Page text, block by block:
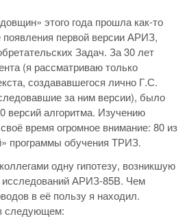
этого года прошла как-то
появления первой версии АРИЗ,
Задач. За 30 лет
(я рассматриваю только
создававшегося лично Г.С.
за ним версии), было
версий алгоритма. Изучению
время огромное внимание: 80 из
программы обучения ТРИЗ.
одну гипотезу, возникшую
исследований АРИЗ-85В. Чем
в её пользу я находил.
следующем: